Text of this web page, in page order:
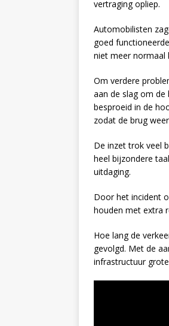
vertraging opliep.
Automobilisten
goed
niet meer normaal
Om verdere
aan de slag om
besproeid in de
zodat de brug
De inzet trok veel
heel bijzondere
uitdaging.
Door het incident
houden met extra
Hoe lang de
gevolgd. Met de
infrastructuur